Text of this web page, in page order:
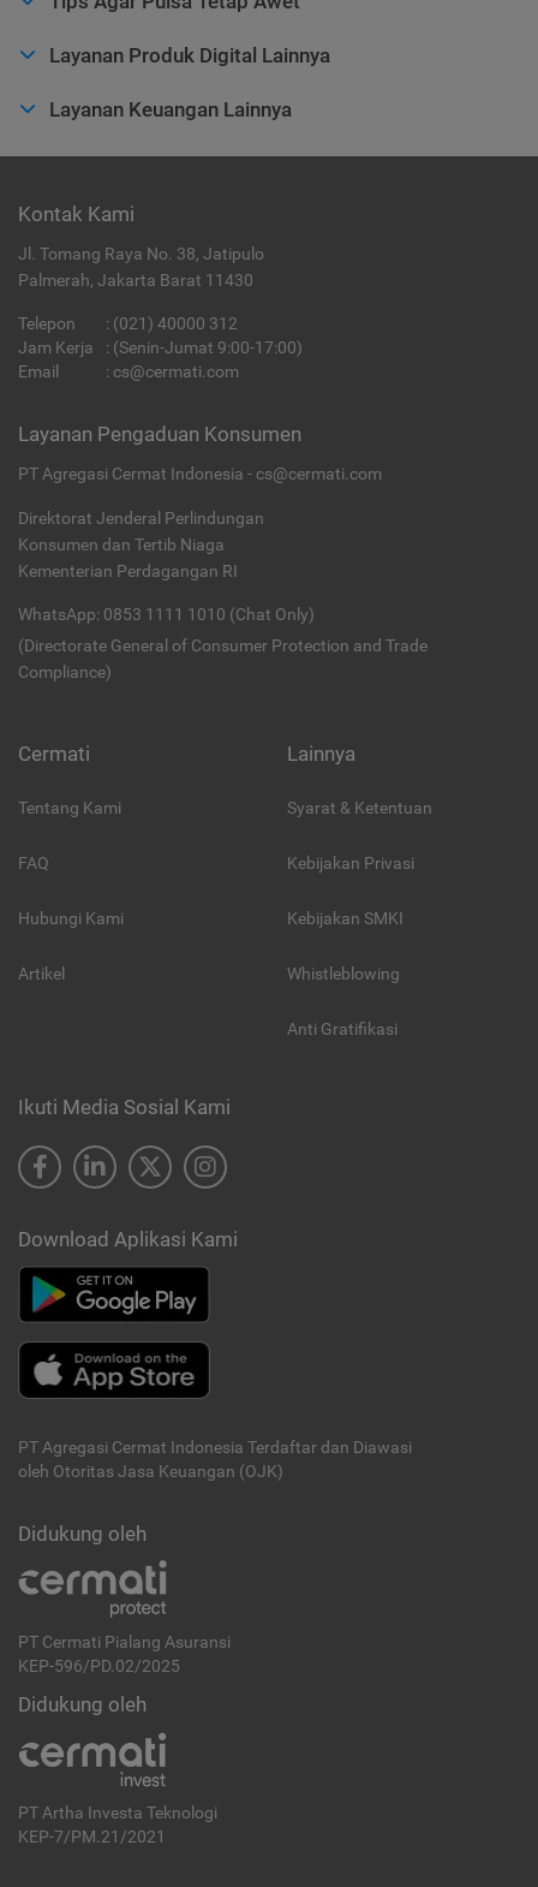
Layanan Produk Digital Lainnya
Layanan Keuangan Lainnya
Kontak Kami
Jl. Tomang Raya No. 38, Jatipulo
Palmerah, Jakarta Barat 11430
Telepon : (021) 40000 312
Jam Kerja
: (Senin-Jumat 9:00-17:00)
Email
: cs@cermati.com
Layanan Pengaduan Konsumen
PT Agregasi Cermat Indonesia - cs@cermati.com
Direktorat Jenderal Perlindungan
Konsumen dan Tertib Niaga
Kementerian Perdagangan RI
WhatsApp: 0853 1111 1010 (Chat Only)
(Directorate General of Consumer Protection and Trade
Compliance)
Cermati
Tentang Kami
FAQ
Hubungi Kami
Artikel
Lainnya
Syarat & Ketentuan
Kebijakan Privasi
Kebijakan SMKI
Whistleblowing
Anti Gratifikasi
Ikuti Media Sosial Kami
Download Aplikasi Kami
PT Agregasi Cermat Indonesia Terdaftar dan Diawasi
oleh Otoritas Jasa Keuangan (OJK)
Didukung oleh
PT Cermati Pialang Asuransi
KEP-596/PD.02/2025
Didukung oleh
PT Artha Investa Teknologi
KEP-7/PM.21/2021